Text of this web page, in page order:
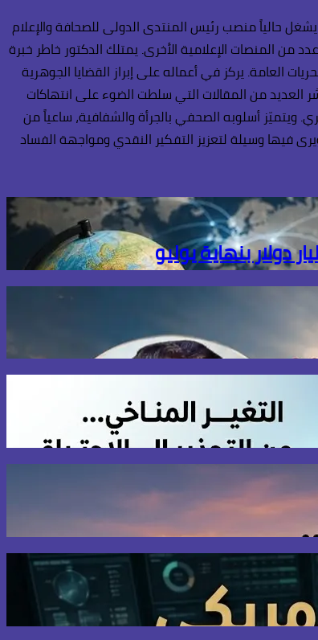
حالياً منصب رئيس المنتدى الدولى للصحافة والإعلام
من المنصات الإعلامية الأخرى. يمتلك الدكتور خاطر خبرة
العامة. يركز في أعماله على إبراز القضايا الجوهرية
العديد من المقالات التي سلطت الضوء على انتهاكات
ويتميّز أسلوبه الصحفي بالجرأة والشفافية، ساعياً من
فيها وسيلة لتعزيز التفكير النقدي ومواجهة الفساد